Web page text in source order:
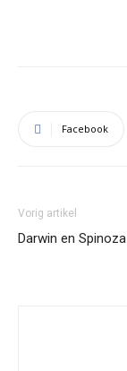
Facebook
Vorig artikel
Darwin en